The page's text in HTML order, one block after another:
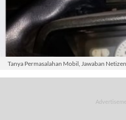
Tanya Permasalahan Mobil, Jawaban